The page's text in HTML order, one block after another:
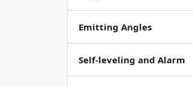
Emitting Angles
Self-leveling and Alarm